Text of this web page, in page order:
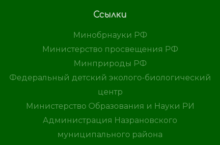
Ссылки
Минобрнауки РФ
Министерство просвещения РФ
Минприроды РФ
Федеральный детский эколого-биологический
центр
Министерство Образования и Науки РИ
Администрация Назрановского
муниципального района